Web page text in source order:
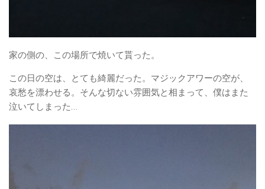
家の側の、この場所で焼いて貰った。
この日の空は、とても綺麗だった。マジックアワーの空が、
哀愁を漂わせる。そんな切ない雰囲気と相まって、僕はまた
泣いてしまった…